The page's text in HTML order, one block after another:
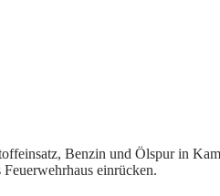
Benzin und Ölspur in
einrücken.